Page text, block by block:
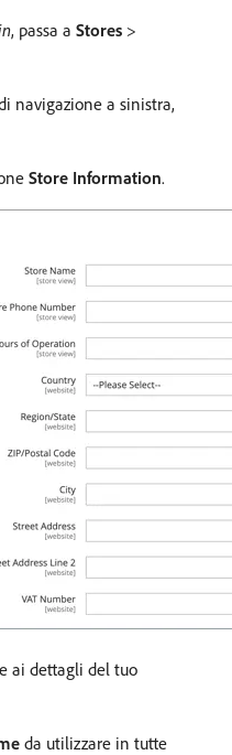
, passa a Stores >
navigazione a sinistra,
Store Information.
ai dettagli del tuo
da utilizzare in tutte